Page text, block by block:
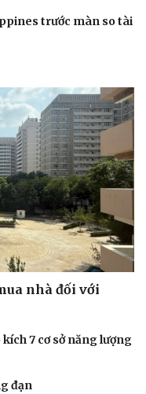
trước màn so tài
nhà đối với
7 cơ sở năng lượng
đạn